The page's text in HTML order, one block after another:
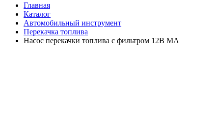
Главная
Каталог
Автомобильный инструмент
Перекачка топлива
Насос перекачки топлива с фильтром 12В МА